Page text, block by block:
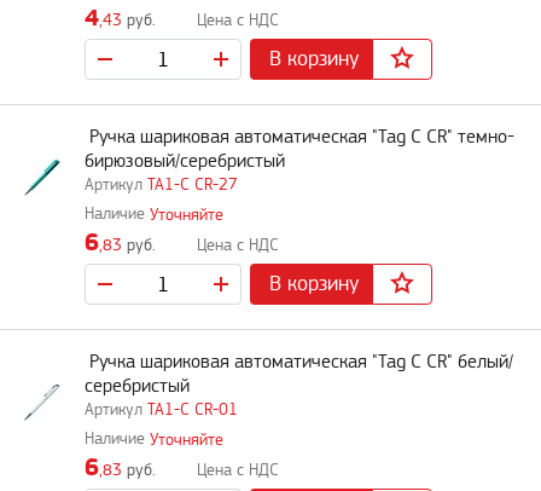
4,43 руб.
В корзину
TA1-C CR-27
Ручка шариковая автоматическая "Tag C CR" темно-
бирюзовый/серебристый
Уточняйте
6,83 руб.
В корзину
TA1-C CR-01
Ручка шариковая автоматическая "Tag C CR" белый/
серебристый
Уточняйте
6,83 руб.